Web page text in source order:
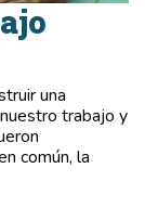
una
trabajo y
común, la